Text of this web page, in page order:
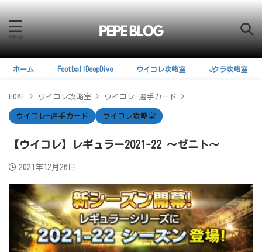
ホーム FootballDeepDive ウイコレ攻略室 Jクラ攻略室
HOME > ウイコレ攻略室 > ウイコレ-選手カード >
ウイコレ-選手カード ウイコレ攻略室
【ウイコレ】レギュラー2021-22 ～ゼニト～
2021年12月26日